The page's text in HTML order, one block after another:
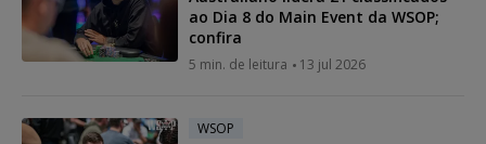
ao Dia 8 do Main Event da WSOP;
confira
5 min. de leitura 13 jul 2026
WSOP